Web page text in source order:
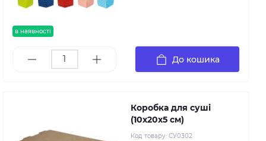
в наявності
До кошика
Коробка для суші
(10х20х5 см)
Код товару: СУ0302